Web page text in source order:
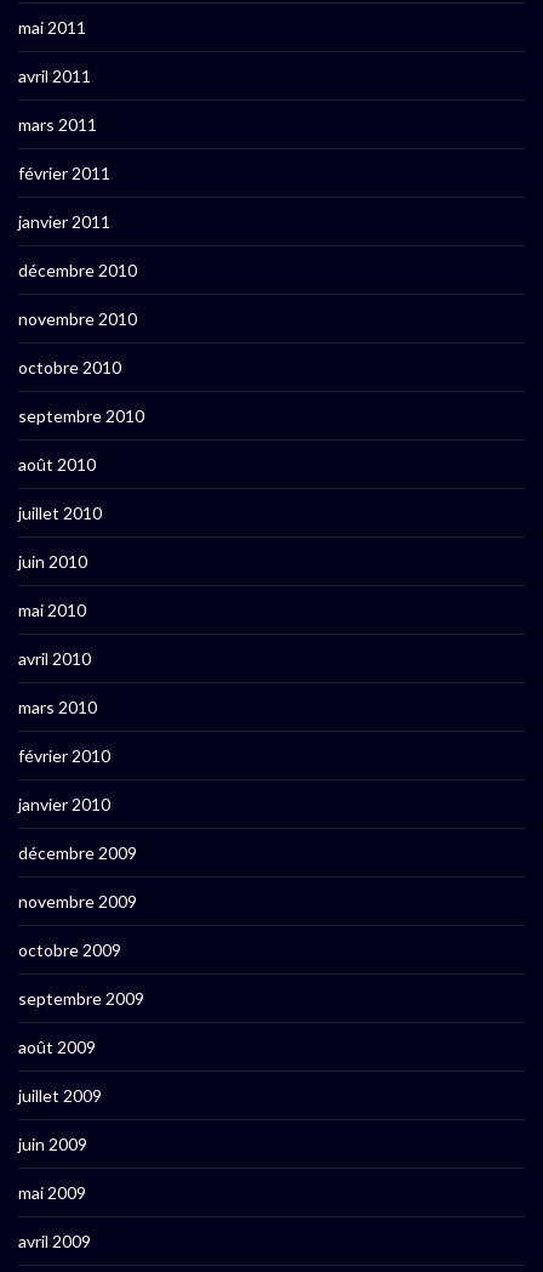
mai 2011
avril 2011
mars 2011
février 2011
janvier 2011
décembre 2010
novembre 2010
octobre 2010
septembre 2010
août 2010
juillet 2010
juin 2010
mai 2010
avril 2010
mars 2010
février 2010
janvier 2010
décembre 2009
novembre 2009
octobre 2009
septembre 2009
août 2009
juillet 2009
juin 2009
mai 2009
avril 2009